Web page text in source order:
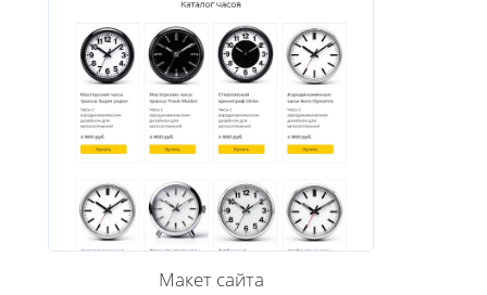
Макет сайта